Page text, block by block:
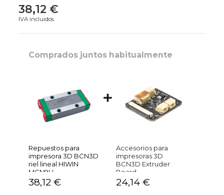
38,12 €
IVA incluidos
Comprados juntos habitualmente
Repuestos para
impresora 3D BCN3D
riel lineal HIWIN
MGN9H
38,12 €
Accesorios para
impresoras 3D
BCN3D Extruder
Board
24,14 €